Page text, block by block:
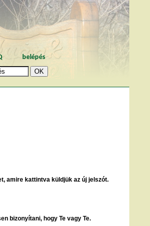
belépés
amire kattintva küldjük az új jelszót.
bizonyítani, hogy Te vagy Te.